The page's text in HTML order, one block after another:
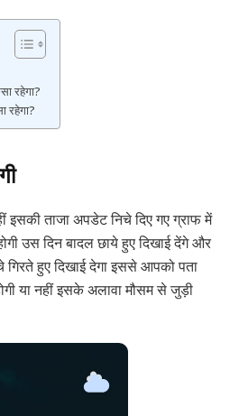
रहेगा?
रहेगा?
इसकी ताजा अपडेट निचे दिए गए ग्राफ में
उस दिन बादल छाये हुए दिखाई देंगे और
गिरते हुए दिखाई देगा इससे आपको पता
या नहीं इसके अलावा मौसम से जुड़ी